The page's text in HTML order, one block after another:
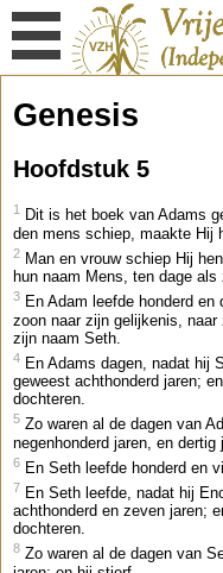
Genesis
Hoofdstuk 5
1
Dit is het boek van Adams
den mens schiep, maakte Hij
2 Man en vrouw schiep Hij
hun naam Mens, ten dage
3 En Adam leefde honderd
zoon naar zijn gelijkenis,
zijn naam Seth.
4 En Adams dagen, nadat hij
geweest achthonderd jaren;
dochteren.
5 Zo waren al de dagen van
negenhonderd jaren, en dertig
6 En Seth leefde honderd en
7 En Seth leefde, nadat hij
achthonderd en zeven jaren;
dochteren.
8 Zo waren al de dagen van